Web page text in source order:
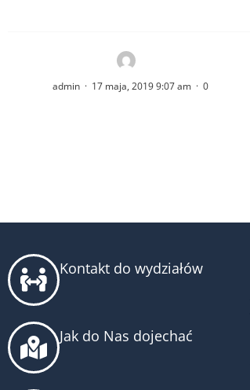
admin · 17 maja, 2019 9:07 am · 0
Kontakt do wydziałów
Jak do Nas dojechać